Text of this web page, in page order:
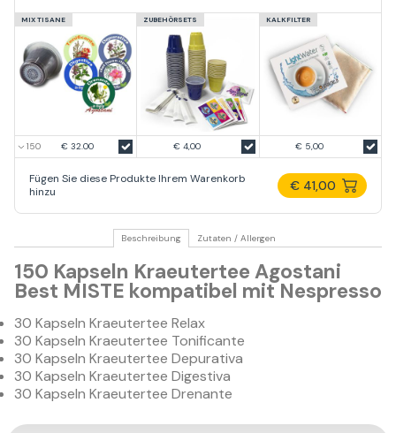
MIX TISANE
€ 32.00
ZUBEHÖRSETS
€ 4,00
KALKFILTER
€ 5,00
Fügen Sie diese Produkte Ihrem Warenkorb
hinzu
€ 41,00
Beschreibung Zutaten / Allergen
150 Kapseln Kraeutertee Agostani
Best MISTE kompatibel mit Nespresso
30 Kapseln Kraeutertee Relax
30 Kapseln Kraeutertee Tonificante
30 Kapseln Kraeutertee Depurativa
30 Kapseln Kraeutertee Digestiva
30 Kapseln Kraeutertee Drenante